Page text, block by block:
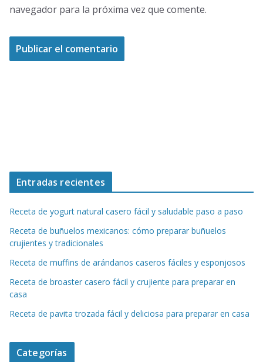
navegador para la próxima vez que comente.
Entradas recientes
Receta de yogurt natural casero fácil y saludable paso a paso
Receta de buñuelos mexicanos: cómo preparar buñuelos
crujientes y tradicionales
Receta de muffins de arándanos caseros fáciles y esponjosos
Receta de broaster casero fácil y crujiente para preparar en
casa
Receta de pavita trozada fácil y deliciosa para preparar en casa
Categorías